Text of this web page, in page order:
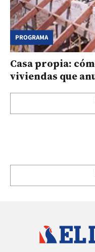
PROGRAMA
Casa propia:
viviendas que